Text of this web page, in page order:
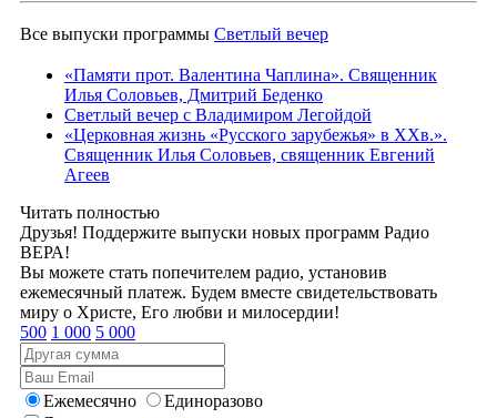
Все выпуски программы Светлый вечер
«Памяти прот. Валентина Чаплина». Священник
Илья Соловьев, Дмитрий Беденко
Светлый вечер с Владимиром Легойдой
«Церковная жизнь «Русского зарубежья» в ХХв.».
Священник Илья Соловьев, священник Евгений
Агеев
Читать полностью
Друзья! Поддержите выпуски новых программ Радио
ВЕРА!
Вы можете стать попечителем радио, установив
ежемесячный платеж. Будем вместе свидетельствовать
миру о Христе, Его любви и милосердии!
500 1 000 5 000
Ежемесячно
Единоразово